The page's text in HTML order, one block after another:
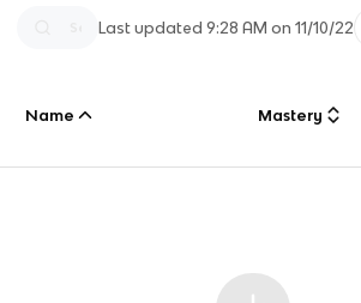
Last updated9:28 AM on 11/10/22
Name Mastery